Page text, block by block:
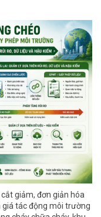
giảm, đơn giản hóa
giá tác động môi trường